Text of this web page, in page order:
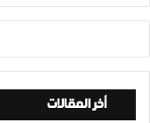
أخر المقالات